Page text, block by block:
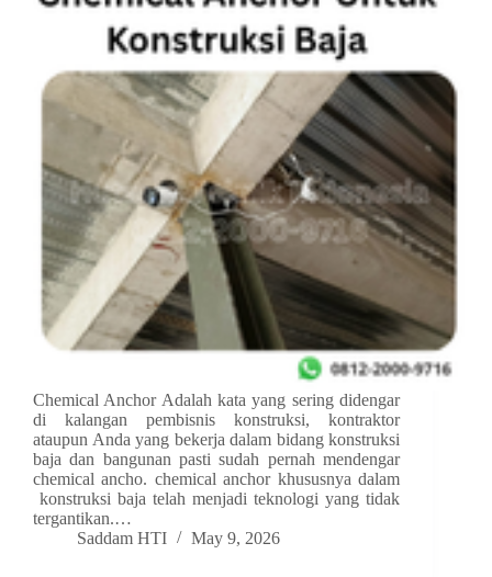
Chemical Anchor Adalah kata yang sering didengar
di kalangan pembisnis konstruksi, kontraktor
ataupun Anda yang bekerja dalam bidang konstruksi
baja dan bangunan pasti sudah pernah mendengar
chemical ancho. chemical anchor khususnya dalam
konstruksi baja telah menjadi teknologi yang tidak
tergantikan.…
Saddam HTI
May 9, 2026